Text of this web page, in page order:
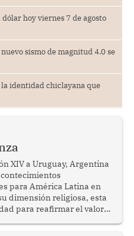
hoy viernes 7 de agosto
sismo de magnitud 4.0 se
la identidad chiclayana que
XIV a Uruguay, Argentina
para América Latina en
dimensión religiosa, esta
para reafirmar el valor